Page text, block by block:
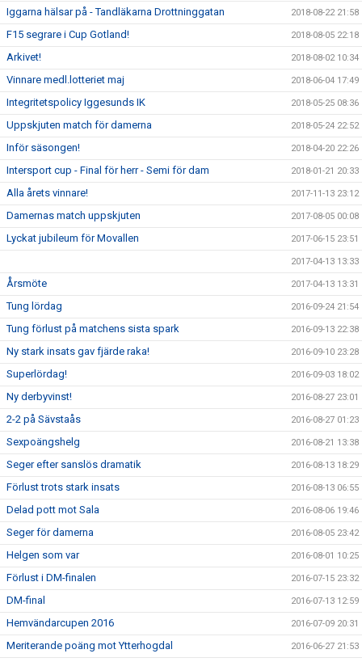
Iggarna hälsar på - Tandläkarna Drottninggatan 2018-08-22 21:58
F15 segrare i Cup Gotland! 2018-08-05 22:18
Arkivet! 2018-08-02 10:34
Vinnare medl.lotteriet maj 2018-06-04 17:49
Integritetspolicy Iggesunds IK 2018-05-25 08:36
Uppskjuten match för damerna 2018-05-24 22:52
Inför säsongen! 2018-04-20 22:26
Intersport cup - Final för herr - Semi för dam 2018-01-21 20:33
Alla årets vinnare! 2017-11-13 23:12
Damernas match uppskjuten 2017-08-05 00:08
Lyckat jubileum för Movallen 2017-06-15 23:51
2017-04-13 13:33
Årsmöte 2017-04-13 13:31
Tung lördag 2016-09-24 21:54
Tung förlust på matchens sista spark 2016-09-13 22:38
Ny stark insats gav fjärde raka! 2016-09-10 23:28
Superlördag! 2016-09-03 18:02
Ny derbyvinst! 2016-08-27 23:01
2-2 på Sävstaås 2016-08-27 01:23
Sexpoängshelg 2016-08-21 13:38
Seger efter sanslös dramatik 2016-08-13 18:29
Förlust trots stark insats 2016-08-13 06:55
Delad pott mot Sala 2016-08-06 19:46
Seger för damerna 2016-08-05 23:42
Helgen som var 2016-08-01 10:25
Förlust i DM-finalen 2016-07-15 23:32
DM-final 2016-07-13 12:59
Hemvändarcupen 2016 2016-07-09 20:31
Meriterande poäng mot Ytterhogdal 2016-06-27 21:53